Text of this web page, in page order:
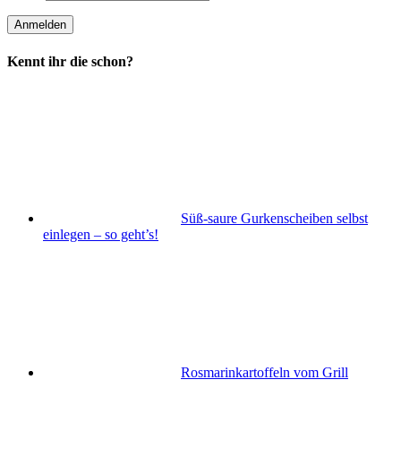
Kennt ihr die schon?
Süß-saure Gurkenscheiben selbst
einlegen – so geht’s!
Rosmarinkartoffeln vom Grill